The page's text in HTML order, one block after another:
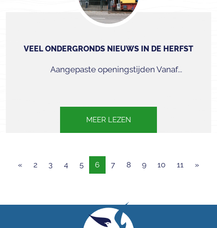
VEEL ONDERGRONDS NIEUWS IN DE HERFST
Aangepaste openingstijden Vanaf...
MEER LEZEN
« 2 3 4 5 6 7 8 9 10 11 »